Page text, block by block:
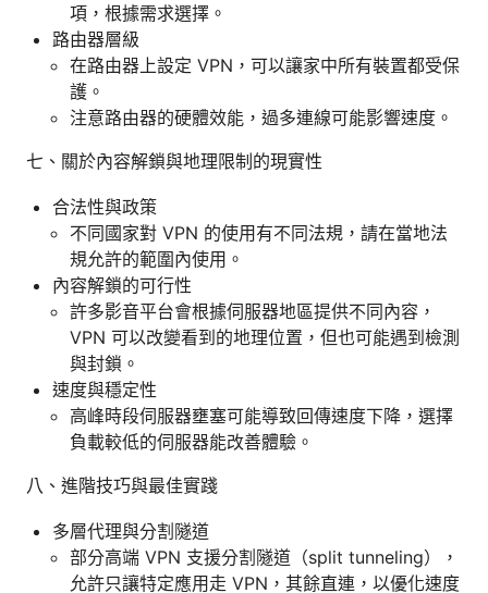
項，根據需求選擇。
路由器層級
在路由器上設定 VPN，可以讓家中所有裝置都受保
護。
注意路由器的硬體效能，過多連線可能影響速度。
七、關於內容解鎖與地理限制的現實性
合法性與政策
不同國家對 VPN 的使用有不同法規，請在當地法
規允許的範圍內使用。
內容解鎖的可行性
許多影音平台會根據伺服器地區提供不同內容，
VPN 可以改變看到的地理位置，但也可能遇到檢測
與封鎖。
速度與穩定性
高峰時段伺服器壅塞可能導致回傳速度下降，選擇
負載較低的伺服器能改善體驗。
八、進階技巧與最佳實踐
多層代理與分割隧道
部分高端 VPN 支援分割隧道（split tunneling），
允許只讓特定應用走 VPN，其餘直連，以優化速度